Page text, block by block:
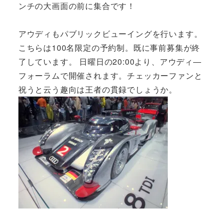
ンチの大画面の前に集合です！
アウディもパブリックビューイングを行います。
こちらは100名限定の予約制。既に事前募集が終
了しています。 日曜日の20:00より、アウディ―
フォーラムで開催されます。チェッカーファンと
祝うと云う趣向は王者の貫録でしょうか。